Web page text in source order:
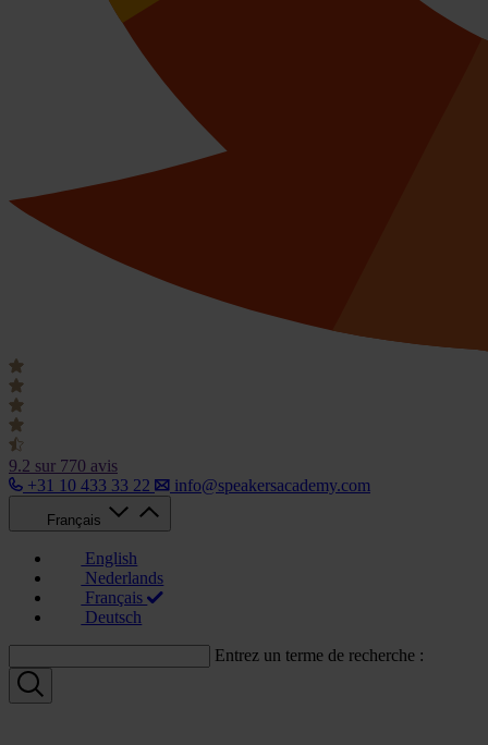
9.2 sur 770 avis
+31 10 433 33 22
info@speakersacademy.com
Français
English
Nederlands
Français
Deutsch
Entrez un terme de recherche :